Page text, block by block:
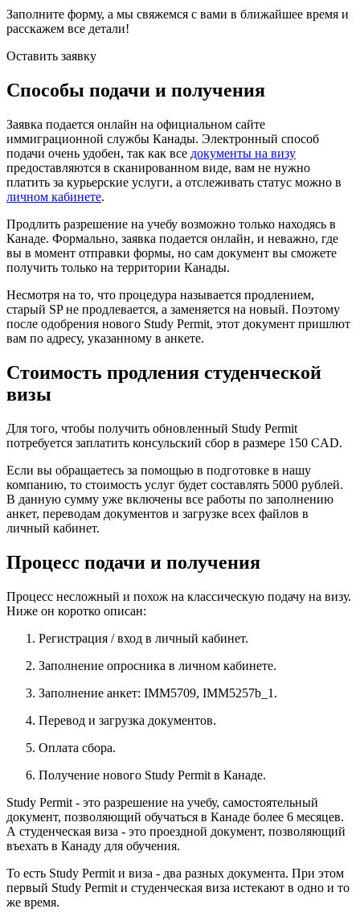
Заполните форму, а мы свяжемся с вами в ближайшее время и
расскажем все детали!
Оставить заявку
Способы подачи и получения
Заявка подается онлайн на официальном сайте
иммиграционной службы Канады. Электронный способ
подачи очень удобен, так как все документы на визу
предоставляются в сканированном виде, вам не нужно
платить за курьерские услуги, а отслеживать статус можно в
личном кабинете.
Продлить разрешение на учебу возможно только находясь в
Канаде. Формально, заявка подается онлайн, и неважно, где
вы в момент отправки формы, но сам документ вы сможете
получить только на территории Канады.
Несмотря на то, что процедура называется продлением,
старый SP не продлевается, а заменяется на новый. Поэтому
после одобрения нового Study Permit, этот документ пришлют
вам по адресу, указанному в анкете.
Стоимость продления студенческой
визы
Для того, чтобы получить обновленный Study Permit
потребуется заплатить консульский сбор в размере 150 CAD.
Если вы обращаетесь за помощью в подготовке в нашу
компанию, то стоимость услуг будет составлять 5000 рублей.
В данную сумму уже включены все работы по заполнению
анкет, переводам документов и загрузке всех файлов в
личный кабинет.
Процесс подачи и получения
Процесс несложный и похож на классическую подачу на визу.
Ниже он коротко описан:
Регистрация / вход в личный кабинет.
Заполнение опросника в личном кабинете.
Заполнение анкет: IMM5709, IMM5257b_1.
Перевод и загрузка документов.
Оплата сбора.
Получение нового Study Permit в Канаде.
Study Permit - это разрешение на учебу, самостоятельный
документ, позволяющий обучаться в Канаде более 6 месяцев.
А студенческая виза - это проездной документ, позволяющий
въехать в Канаду для обучения.
То есть Study Permit и виза - два разных документа. При этом
первый Study Permit и студенческая виза истекают в одно и то
же время.